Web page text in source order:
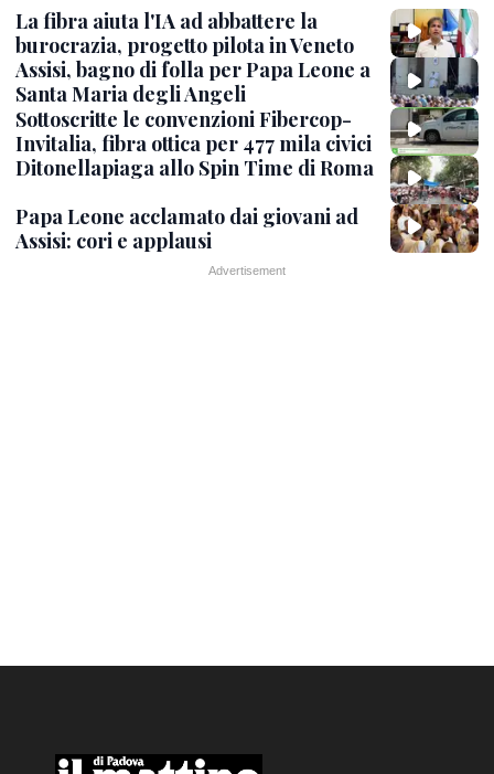
La fibra aiuta l'IA ad abbattere la
burocrazia, progetto pilota in Veneto
Assisi, bagno di folla per Papa Leone a
Santa Maria degli Angeli
Sottoscritte le convenzioni Fibercop-
Invitalia, fibra ottica per 477 mila civici
Ditonellapiaga allo Spin Time di Roma
Papa Leone acclamato dai giovani ad
Assisi: cori e applausi